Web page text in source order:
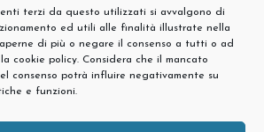
terzi da questo utilizzati si avvalgono di
ed utili alle finalità illustrate nella
di più o negare il consenso a tutti o ad
cookie policy. Considera che il mancato
consenso potrà influire negativamente su
e funzioni.